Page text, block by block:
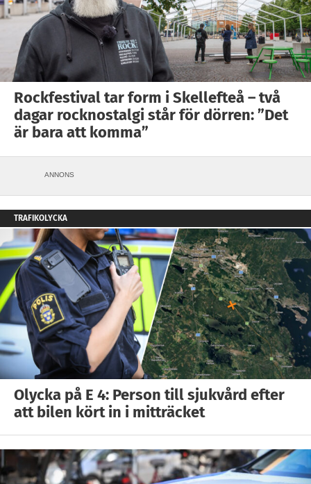
Rockfestival tar form i Skellefteå – två
dagar rocknostalgi står för dörren: ”Det
är bara att komma”
ANNONS
TRAFIKOLYCKA
Olycka på E 4: Person till sjukvård efter
att bilen kört in i mitträcket